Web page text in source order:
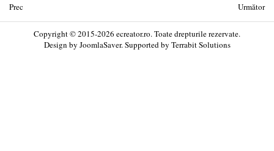
Prec
Următor
Copyright © 2015-2026 ecreator.ro. Toate drepturile rezervate.
Design by JoomlaSaver. Supported by Terrabit Solutions